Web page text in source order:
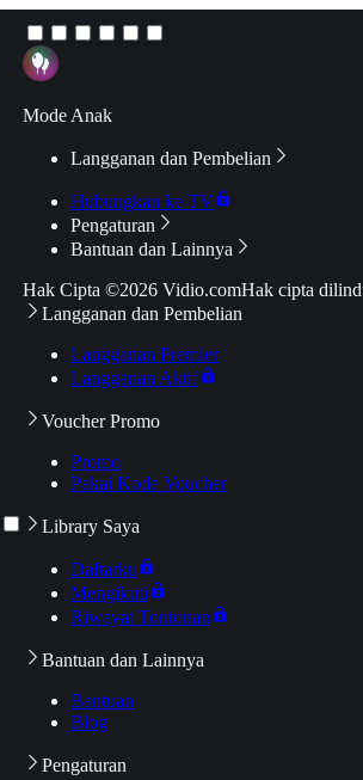
Mode Anak
Langganan dan Pembelian
Hubungkan ke TV
Pengaturan
Bantuan dan Lainnya
Hak Cipta ©2026 Vidio.comHak cipta
Langganan dan Pembelian
Langganan Premier
Langganan Aktif
Voucher Promo
Promo
Pakai Kode Voucher
Library Saya
Daftarku
Mengikuti
Riwayat Tontonan
Bantuan dan Lainnya
Bantuan
Blog
Pengaturan